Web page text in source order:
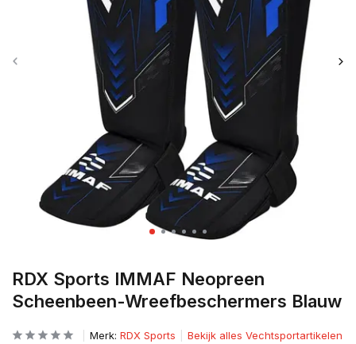
RDX Sports IMMAF Neopreen
Scheenbeen-Wreefbeschermers Blauw
Merk: RDX Sports Bekijk alles Vechtsportartikelen